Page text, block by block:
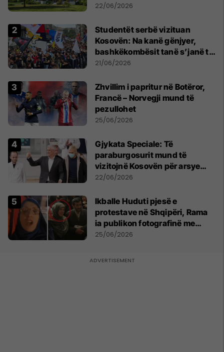
22/06/2026
Studentët serbë vizituan
Kosovën: Na kanë gënjyer,
bashkëkombësit tanë s’janë të
shtypur
21/06/2026
Zhvillim i papritur në Botëror,
Francë – Norvegji mund të
pezullohet
25/06/2026
​Gjykata Speciale: Të
paraburgosurit mund të
vizitojnë Kosovën për arsye
humanitare
22/06/2026
Ikballe Huduti pjesë e
protestave në Shqipëri, Rama
ia publikon fotografinë me
Ahmadinejadin e Iranit
25/06/2026